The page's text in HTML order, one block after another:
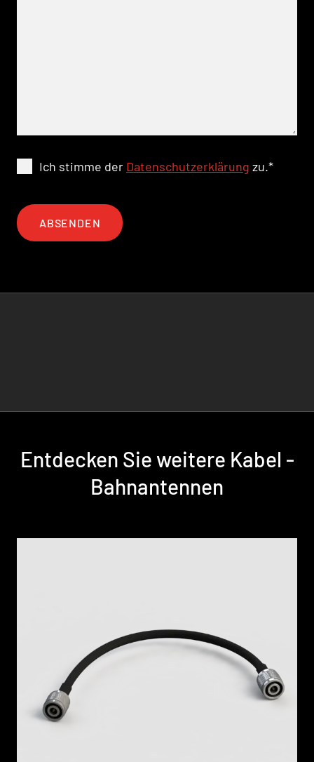
Ich stimme der Datenschutzerklärung zu.*
ABSENDEN
Entdecken Sie weitere Kabel -
Bahnantennen